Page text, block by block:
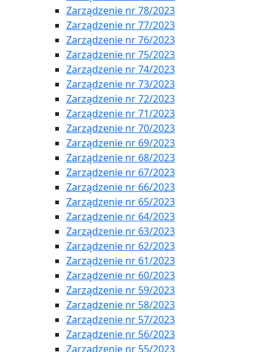
Zarządzenie nr 78/2023
Zarządzenie nr 77/2023
Zarządzenie nr 76/2023
Zarządzenie nr 75/2023
Zarządzenie nr 74/2023
Zarządzenie nr 73/2023
Zarządzenie nr 72/2023
Zarządzenie nr 71/2023
Zarządzenie nr 70/2023
Zarządzenie nr 69/2023
Zarządzenie nr 68/2023
Zarządzenie nr 67/2023
Zarządzenie nr 66/2023
Zarządzenie nr 65/2023
Zarządzenie nr 64/2023
Zarządzenie nr 63/2023
Zarządzenie nr 62/2023
Zarządzenie nr 61/2023
Zarządzenie nr 60/2023
Zarządzenie nr 59/2023
Zarządzenie nr 58/2023
Zarządzenie nr 57/2023
Zarządzenie nr 56/2023
Zarządzenie nr 55/2023